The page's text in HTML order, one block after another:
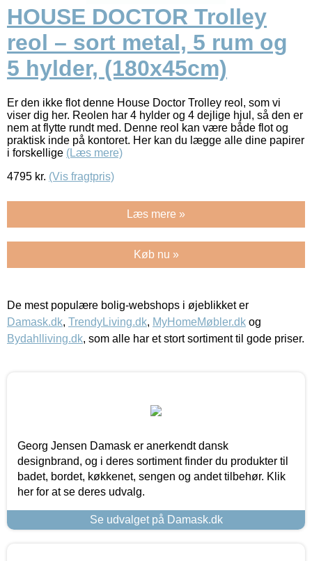
HOUSE DOCTOR Trolley
reol – sort metal, 5 rum og
5 hylder, (180x45cm)
Er den ikke flot denne House Doctor Trolley reol, som vi
viser dig her. Reolen har 4 hylder og 4 dejlige hjul, så den er
nem at flytte rundt med. Denne reol kan være både flot og
praktisk inde på kontoret. Her kan du lægge alle dine papirer
i forskellige (Læs mere)
4795 kr. (Vis fragtpris)
Læs mere »
Køb nu »
De mest populære bolig-webshops i øjeblikket er
Damask.dk, TrendyLiving.dk, MyHomeMøbler.dk og
Bydahlliving.dk, som alle har et stort sortiment til gode priser.
Georg Jensen Damask er anerkendt dansk
designbrand, og i deres sortiment finder du produkter til
badet, bordet, køkkenet, sengen og andet tilbehør. Klik
her for at se deres udvalg.
Se udvalget på Damask.dk